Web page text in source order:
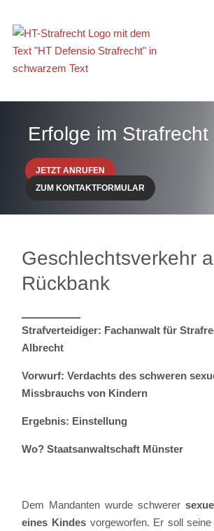
Erfolge im Strafrecht
JETZT ANRUFEN
ZUM KONTAKTFORMULAR
Geschlechtsverkehr
Rückbank
Strafverteidiger: Fachanwalt für
Albrecht
Vorwurf: Verdachts des schweren
Missbrauchs von Kindern
Ergebnis: Einstellung
Wo? Staatsanwaltschaft Münster
Dem Mandanten wurde schwerer
eines Kindesvorgeworfen. Er soll seine